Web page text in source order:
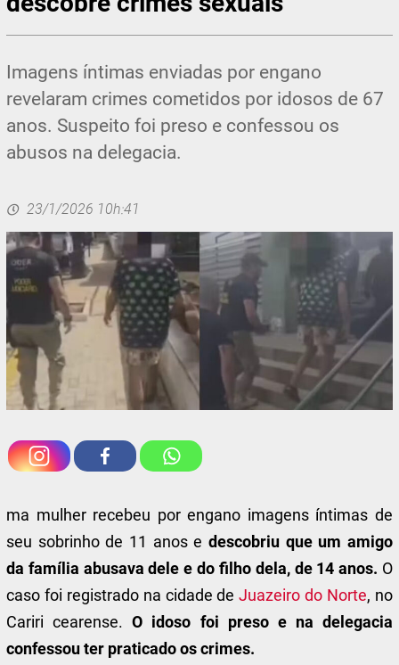
Imagens íntimas enviadas por engano
revelaram crimes cometidos por idosos de 67
anos. Suspeito foi preso e confessou os
abusos na delegacia.
23/1/2026 10h:41
ma mulher recebeu por engano imagens íntimas de
seu sobrinho de 11 anos e descobriu que um amigo
da família abusava dele e do filho dela, de 14 anos. O
caso foi registrado na cidade deJuazeiro do Norte, no
Cariri cearense.O idoso foi preso e na delegacia
confessou ter praticado os crimes.